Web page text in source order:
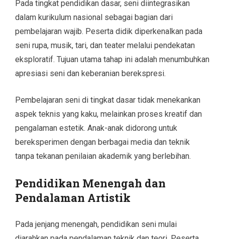
Pada tingkat pendidikan dasar, seni diintegrasikan
dalam kurikulum nasional sebagai bagian dari
pembelajaran wajib. Peserta didik diperkenalkan pada
seni rupa, musik, tari, dan teater melalui pendekatan
eksploratif. Tujuan utama tahap ini adalah menumbuhkan
apresiasi seni dan keberanian berekspresi.
Pembelajaran seni di tingkat dasar tidak menekankan
aspek teknis yang kaku, melainkan proses kreatif dan
pengalaman estetik. Anak-anak didorong untuk
bereksperimen dengan berbagai media dan teknik
tanpa tekanan penilaian akademik yang berlebihan.
Pendidikan Menengah dan
Pendalaman Artistik
Pada jenjang menengah, pendidikan seni mulai